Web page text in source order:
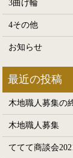
3曲げ輪
4その他
お知らせ
木地職人募集の
木地職人募集
ててて商談会